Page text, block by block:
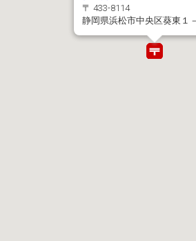
〒 433-8114
静岡県浜松市中央区葵東１